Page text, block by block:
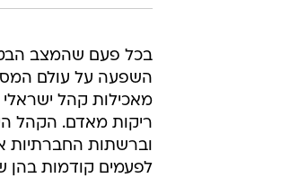
בכל פעם שהמצב
השפעה על עולם
מאכילות קהל ישראלי
ריקות מאדם. הקהל
וברשתות החברתיות
לפעמים קודמות בהן